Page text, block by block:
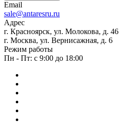
Email
sale@antaresru.ru
Адрес
г. Красноярск, ул. Молокова, д. 46
г. Москва, ул. Вернисажная, д. 6
Режим работы
Пн - Пт: с 9:00 до 18:00